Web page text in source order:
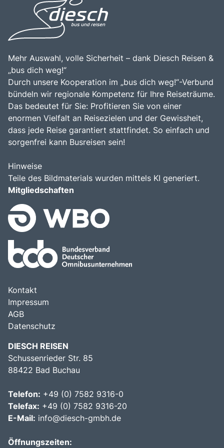
kulinarische Erlebnisse. Die zentrale Lage des
Jakobswegs, kombiniert mit der Möglichkeit, die
faszinierende Geschichte und die kulturellen Highlights
der Region zu erleben, macht dieses Ziel zu einem
den Reichtum der europäischen Landschaft und Kultur
entdecken möchten.
Mehr Auswahl, volle Sicherheit – dank Diesch Reisen &
„bus dich weg!“
Durch unsere Kooperation im „bus dich weg!“-Verbund
bündeln wir regionale Kompetenz für Ihre Reiseträume.
Das bedeutet für Sie: Profitieren Sie von einer
enormen Vielfalt an Reisezielen und der Gewissheit,
dass jede Reise garantiert stattfindet. So einfach und
sorgenfrei kann Busreisen sein!
Hinweise
Teile des Bildmaterials wurden mittels KI generiert.
Mitgliedschaften
Kontakt
Impressum
AGB
Datenschutz
DIESCH REISEN
Schussenrieder Str. 85
88422 Bad Buchau
Telefon: +49 (0) 7582 9316-0
Telefax: +49 (0) 7582 9316-20
E-Mail: info@diesch-gmbh.de
Öffnungszeiten: